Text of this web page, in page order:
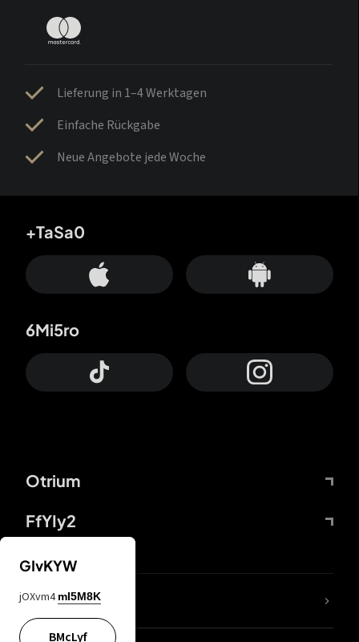
Lieferung in 1–4 Werktagen
Einfache Rückgabe
Neue Angebote jede Woche
Otrium
FfYIy2
+TaSa0
6Mi5ro
DDcvSo
GIvKYW
jOXvm4 mI5M8K
BMcLyf